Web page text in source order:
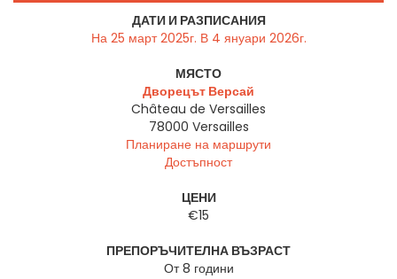
ДАТИ И РАЗПИСАНИЯ
На 25 март 2025г. В 4 януари 2026г.
МЯСТО
Дворецът Версай
Château de Versailles
78000 Versailles
Планиране на маршрути
Достъпност
ЦЕНИ
€15
ПРЕПОРЪЧИТЕЛНА ВЪЗРАСТ
От 8 години